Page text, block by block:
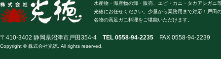
水産物・海産物の卸・販売、エビ・カニ・タカアシガニ
光徳にお任せください。少量から業務用まで対応！戸田
名物の高足ガニ料理をご堪能いただけます。
〒410-3402 静岡県沼津市戸田354-4 TEL 0558-94-2235 FAX 0558-94-2239
Copyright © 株式会社光徳. All rights reserved.